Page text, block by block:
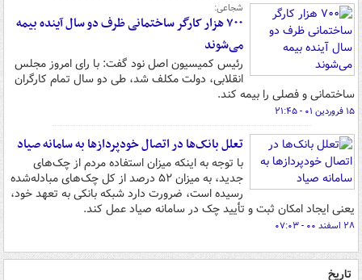
شجاعی:
۷۰۰ هزار کارگر ساختمانی ظرف دو سال آینده بیمه
می‌شوند
رئیس کمیسیون اصل نود گفت: با رای امروز مجلس
انقلابی، دولت مکلف شد، طی دو سال تمام کارگران
ساختمانی و فصلی را بیمه کند.
۱۵ فروردین ۰۱ - ۲۱:۴۵
تعلل بانک‌­ها در اتصال خودپردازها به سامانه صیاد
با توجه به اینکه میزان استفاده مردم از چک‌های
جدید، به میزان ۵۲ درصد از کل چک‌های مبادله‌شده
رسیده است، ضرورت دارد شبکه بانکی به تعهد خود،
یعنی ایجاد امکان ثبت و تأیید چک در سامانه صیاد عمل کند.
۲۸ اسفند ۰۰ - ۰۷:۰۳
تاریخ